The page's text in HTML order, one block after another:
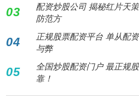
03
配资炒股公司 揭秘红片天
防范方
04
正规股票配资平台 单从配
与弊
05
全国炒股配资门户 最正规
靠！